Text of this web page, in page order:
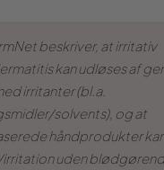
beskriver, at irritativ
kan udløses af
irritanter (bl.a.
solvents), og at
håndprodukter
uden